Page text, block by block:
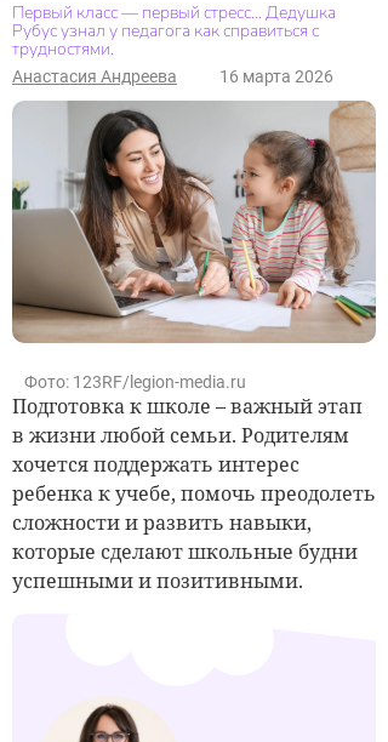
Первый класс — первый стресс… Дедушка
Рубус узнал у педагога как справиться с
трудностями.
Анастасия Андреева 16 марта 2026
Фото: 123RF/legion-media.ru
Подготовка к школе – важный этап
в жизни любой семьи. Родителям
хочется поддержать интерес
ребенка к учебе, помочь преодолеть
сложности и развить навыки,
которые сделают школьные будни
успешными и позитивными.